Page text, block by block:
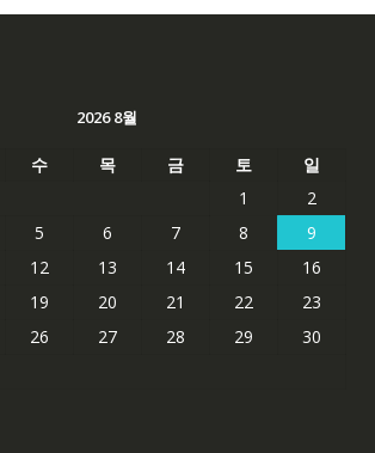
2026 8월
수 목 금 토
일
1
2
5 6 7 8
9
12 13 14 15
16
19 20 21 22
23
26 27 28 29
30